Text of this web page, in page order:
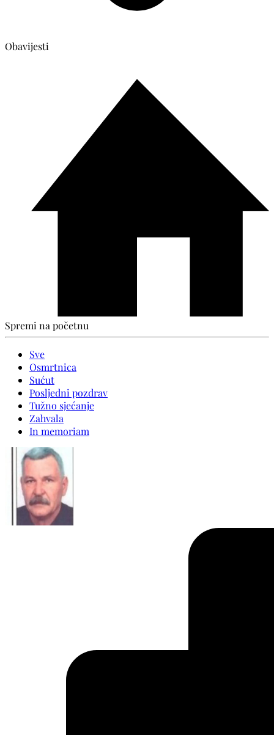
Obavijesti
Spremi na početnu
Sve
Osmrtnica
Sućut
Posljedni pozdrav
Tužno sjećanje
Zahvala
In memoriam